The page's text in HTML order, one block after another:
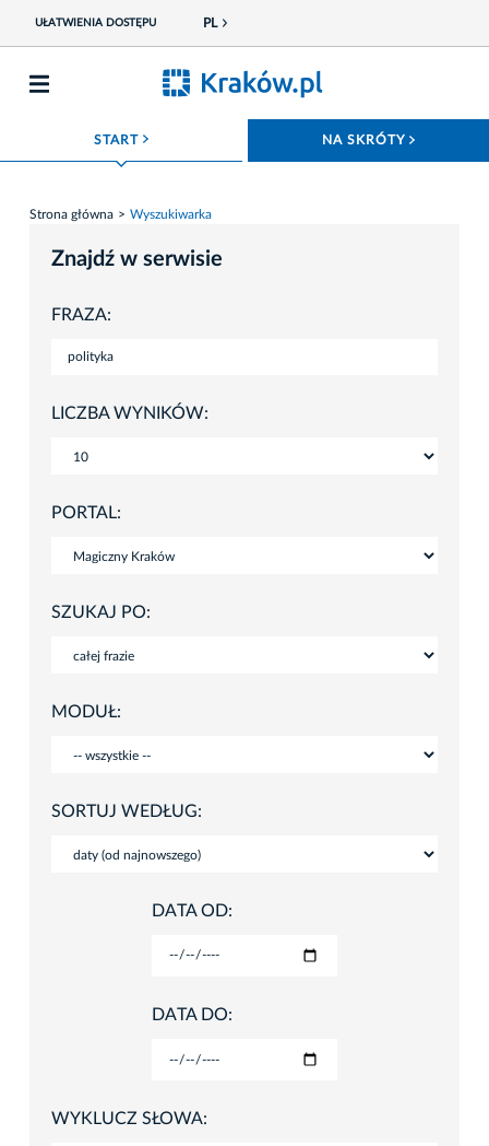
UŁATWIENIA DOSTĘPU PL
START ROZWIŃ MENU NA SKRÓTY
Strona główna Wyszukiwarka
Znajdź w serwisie
FRAZA:
LICZBA WYNIKÓW:
PORTAL:
SZUKAJ PO:
MODUŁ:
SORTUJ WEDŁUG:
DATA OD:
DATA DO:
WYKLUCZ SŁOWA: